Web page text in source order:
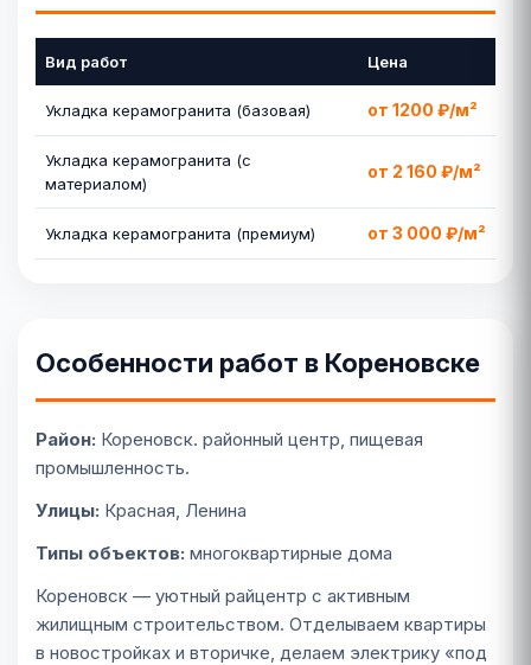
Вид работ Цена
Укладка керамогранита (базовая) от 1200 ₽/м²
Укладка керамогранита (с
материалом)
от 2 160 ₽/м²
Укладка керамогранита (премиум) от 3 000 ₽/м²
Особенности работ в Кореновске
Район: Кореновск. районный центр, пищевая
промышленность.
Улицы: Красная, Ленина
Типы объектов: многоквартирные дома
Кореновск — уютный райцентр с активным
жилищным строительством. Отделываем квартиры
в новостройках и вторичке, делаем электрику «под